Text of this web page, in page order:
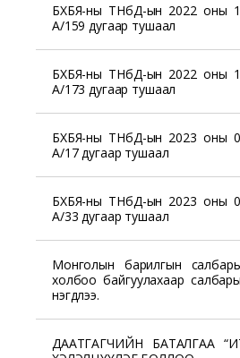
БХБЯ-ны ТНбД-ын 2022 оны
А/159 дугаар тушаал
БХБЯ-ны ТНбД-ын 2022 оны
А/173 дугаар тушаал
БХБЯ-ны ТНбД-ын 2023 оны
А/17 дугаар тушаал
БХБЯ-ны ТНбД-ын 2023 оны
А/33 дугаар тушаал
Монголын барилгын
холбоо байгуулахаар
нэгдлээ.
ДААТГАГЧИЙН БАТАЛГАА